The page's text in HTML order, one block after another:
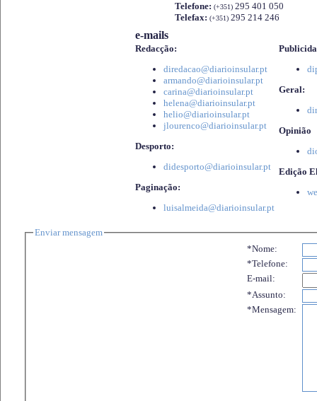
Telefone: (+351) 295 401 050
Telefax: (+351) 295 214 246
e-mails
Redacção:
diredacao@diarioinsular.pt
armando@diarioinsular.pt
carina@diarioinsular.pt
helena@diarioinsular.pt
helio@diarioinsular.pt
jlourenco@diarioinsular.pt
Desporto:
didesporto@diarioinsular.pt
Paginação:
luisalmeida@diarioinsular.pt
Geral:
Opinião
Edição
Enviar mensagem
*Nome:
*Telefone:
E-mail:
*Assunto:
*Mensagem: